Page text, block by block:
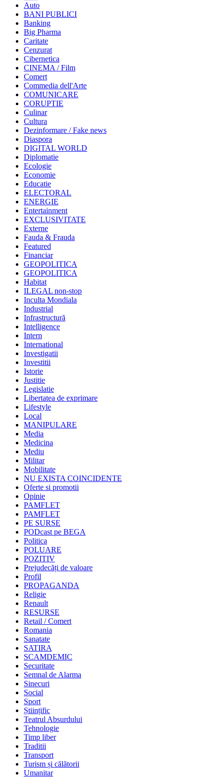
Auto
BANI PUBLICI
Banking
Big Pharma
Caritate
Cenzurat
Cibernetica
CINEMA / Film
Comert
Commedia dell'Arte
COMUNICARE
CORUPTIE
Culinar
Cultura
Dezinformare / Fake news
Diaspora
DIGITAL WORLD
Diplomatie
Ecologie
Economie
Educatie
ELECTORAL
ENERGIE
Entertainment
EXCLUSIVITATE
Externe
Fauda & Frauda
Featured
Financiar
GEOPOLITICA
GEOPOLITICA
Habitat
ILEGAL non-stop
Inculta Mondiala
Industrial
Infrastructură
Intelligence
Intern
International
Investigatii
Investitii
Istorie
Justitie
Legislatie
Libertatea de exprimare
Lifestyle
Local
MANIPULARE
Media
Medicina
Mediu
Militar
Mobilitate
NU EXISTA COINCIDENTE
Oferte si promotii
Opinie
PAMFLET
PAMFLET
PE SURSE
PODcast pe BEGA
Politica
POLUARE
POZITIV
Prejudecăți de valoare
Profil
PROPAGANDA
Religie
Renault
RESURSE
Retail / Comert
Romania
Sanatate
SATIRA
SCAMDEMIC
Securitate
Semnal de Alarma
Sinecuri
Social
Sport
Științific
Teatrul Absurdului
Tehnologie
Timp liber
Traditii
Transport
Turism și călătorii
Umanitar